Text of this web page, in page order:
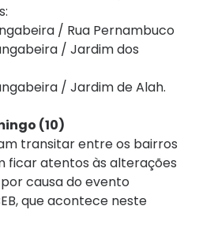
/ Rua Pernambuco
/ Jardim dos
/ Jardim de Alah.
(10)
transitar entre os bairros
ficar atentos às alterações
causa do evento
que acontece neste